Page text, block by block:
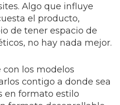
Algo que influye
el producto,
de tener espacio de
no hay nada mejor.
los modelos
contigo a donde sea
en formato estilo